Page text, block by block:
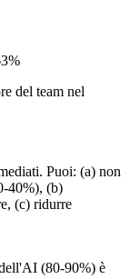
del team nel
Puoi: (a) non
40%), (b)
(c) ridurre
(80-90%) è